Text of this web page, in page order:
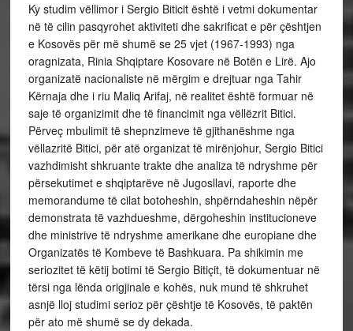
Ky studim vëllimor i Sergio Biticit është i vetmi dokumentar
në të cilin pasqyrohet aktiviteti dhe sakrificat e për çështjen
e Kosovës për më shumë se 25 vjet (1967-1993) nga
oragnizata, Rinia Shqiptare Kosovare në Botën e Lirë. Ajo
organizatë nacionaliste në mërgim e drejtuar nga Tahir
Kërnaja dhe i riu Maliq Arifaj, në realitet është formuar në
saje të organizimit dhe të financimit nga vëllëzrit Bitici.
Përveç mbulimit të shepnzimeve të gjithanëshme nga
vëllazritë Bitici, për atë organizat të mirënjohur, Sergio Bitici
vazhdimisht shkruante trakte dhe analiza të ndryshme për
përsekutimet e shqiptarëve në Jugosllavi, raporte dhe
memorandume të cilat botoheshin, shpërndaheshin nëpër
demonstrata të vazhdueshme, dërgoheshin institucioneve
dhe ministrive të ndryshme amerikane dhe europiane dhe
Organizatës të Kombeve të Bashkuara. Pa shikimin me
seriozitet të këtij botimi të Sergio Bitiçit, të dokumentuar në
tërsi nga lënda origjinale e kohës, nuk mund të shkruhet
asnjë lloj studimi serioz për çështje të Kosovës, të paktën
për ato më shumë se dy dekada.